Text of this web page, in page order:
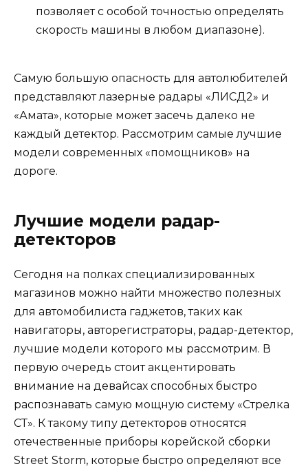
позволяет с особой точностью определять
скорость машины в любом диапазоне).
Самую большую опасность для автолюбителей
представляют лазерные радары «ЛИСД2» и
«Амата», которые может засечь далеко не
каждый детектор. Рассмотрим самые лучшие
модели современных «помощников» на
дороге.
Лучшие модели радар-
детекторов
Сегодня на полках специализированных
магазинов можно найти множество полезных
для автомобилиста гаджетов, таких как
навигаторы, авторегистраторы, радар-детектор,
лучшие модели которого мы рассмотрим. В
первую очередь стоит акцентировать
внимание на девайсах способных быстро
распознавать самую мощную систему «Стрелка
СТ». К такому типу детекторов относятся
отечественные приборы корейской сборки
Street Storm, которые быстро определяют все